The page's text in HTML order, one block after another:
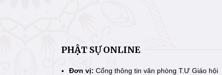
PHẬT SỰ ONLINE
Đơn vị: Cổng thông tin văn phòng T.Ư Giáo hội